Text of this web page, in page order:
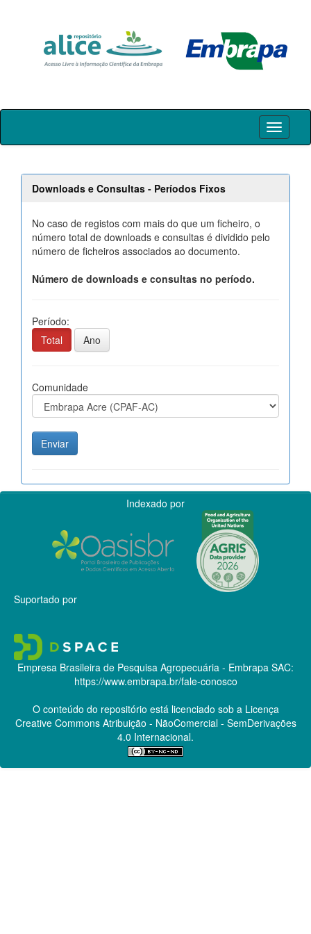
Skip
Downloads e Consultas - Períodos Fixos
No caso de registos com mais do que um ficheiro, o
número total de downloads e consultas é dividido pelo
número de ficheiros associados ao documento.
Número de downloads e consultas no período.
Período:
Total
Ano
Comunidade
Indexado por
Suportado por
Empresa Brasileira de Pesquisa Agropecuária - Embrapa SAC:
https://www.embrapa.br/fale-conosco
O conteúdo do repositório está licenciado sob a Licença
Creative CommonsAtribuição - NãoComercial - SemDerivações
4.0 Internacional.